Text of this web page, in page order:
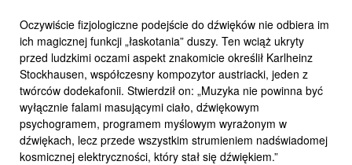
Oczywiście fizjologiczne podejście do dźwięków nie odbiera im
ich magicznej funkcji „łaskotania” duszy. Ten wciąż ukryty
przed ludzkimi oczami aspekt znakomicie określił Karlheinz
Stockhausen, współczesny kompozytor austriacki, jeden z
twórców dodekafonii. Stwierdził on: „Muzyka nie powinna być
wyłącznie falami masującymi ciało, dźwiękowym
psychogramem, programem myślowym wyrażonym w
dźwiękach, lecz przede wszystkim strumieniem nadświadomej
kosmicznej elektryczności, który stał się dźwiękiem.”